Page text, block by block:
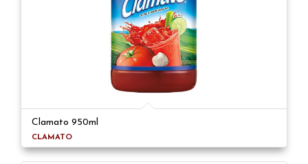
Clamato 950ml
CLAMATO